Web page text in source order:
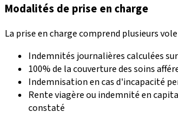
Modalités de prise en charge
La prise en charge comprend plusieurs
Indemnités journalières calculées
100% de la couverture des soins
Indemnisation en cas d'incapacité
Rente viagère ou indemnité en
constaté